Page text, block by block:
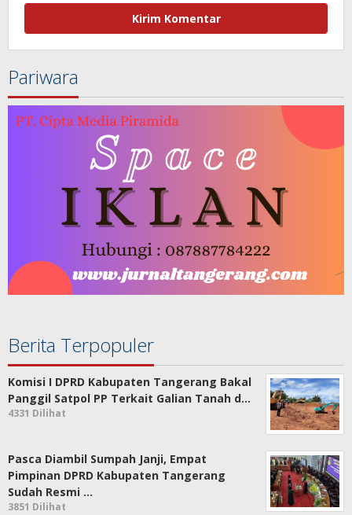
Pariwara
Berita Terpopuler
Komisi I DPRD Kabupaten Tangerang Bakal
Panggil Satpol PP Terkait Galian Tanah d…
4331 Dilihat
Pasca Diambil Sumpah Janji, Empat
Pimpinan DPRD Kabupaten Tangerang
Sudah Resmi …
3851 Dilihat